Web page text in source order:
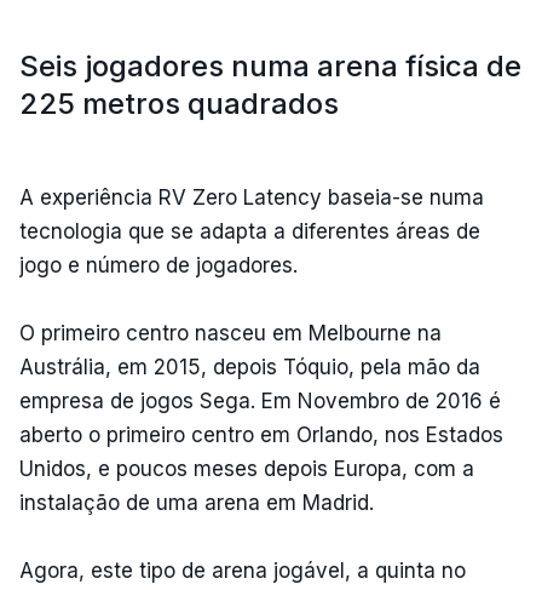
Seis jogadores numa arena física de
225 metros quadrados
A experiência RV Zero Latency baseia-se numa
tecnologia que se adapta a diferentes áreas de
jogo e número de jogadores.
O primeiro centro nasceu em Melbourne na
Austrália, em 2015, depois Tóquio, pela mão da
empresa de jogos Sega. Em Novembro de 2016 é
aberto o primeiro centro em Orlando, nos Estados
Unidos, e poucos meses depois Europa, com a
instalação de uma arena em Madrid.
Agora, este tipo de arena jogável, a quinta no